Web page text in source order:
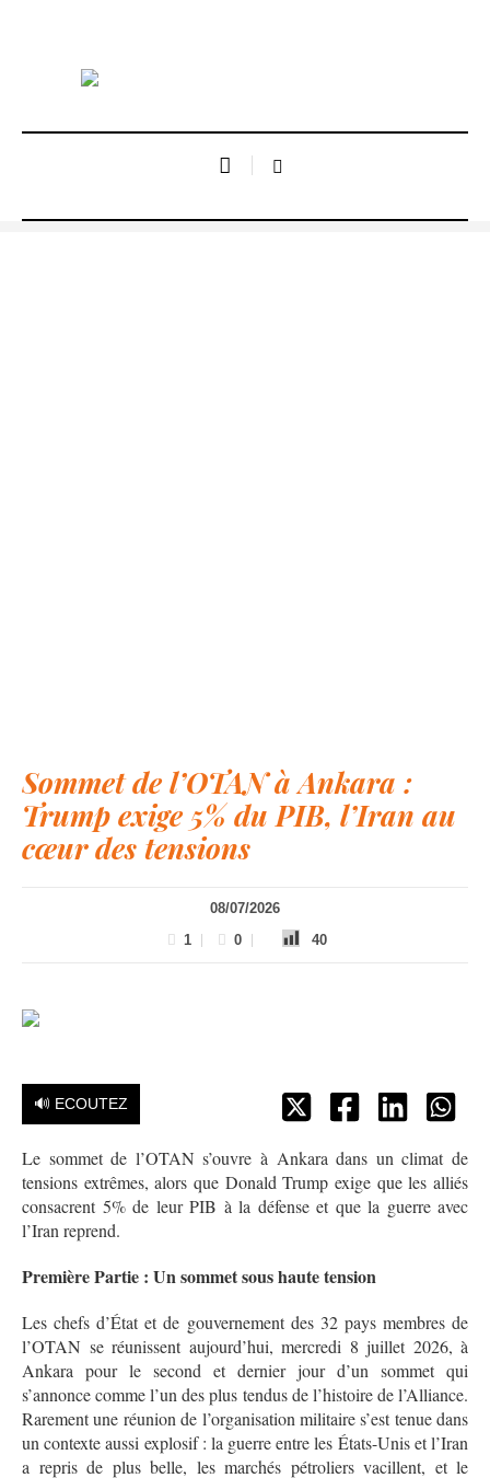
Sommet de l’OTAN à Ankara :
Trump exige 5% du PIB, l’Iran au
cœur des tensions
08/07/2026
1
0 40
🔊 ECOUTEZ
Le sommet de l’OTAN s’ouvre à Ankara dans un climat de
tensions extrêmes, alors que Donald Trump exige que les alliés
consacrent 5% de leur PIB à la défense et que la guerre avec
l’Iran reprend.
Première Partie : Un sommet sous haute tension
Les chefs d’État et de gouvernement des 32 pays membres de
l’OTAN se réunissent aujourd’hui, mercredi 8 juillet 2026, à
Ankara pour le second et dernier jour d’un sommet qui
s’annonce comme l’un des plus tendus de l’histoire de l’Alliance.
Rarement une réunion de l’organisation militaire s’est tenue dans
un contexte aussi explosif : la guerre entre les États-Unis et l’Iran
a repris de plus belle, les marchés pétroliers vacillent, et le